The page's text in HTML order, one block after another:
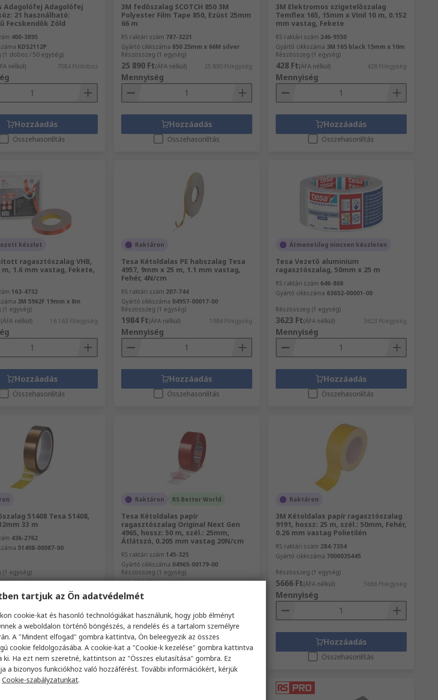
Adagolófej Adagolófej
21 használható:
Fecskendők Zöld
400-3895
KDS2112P
(1 doboz / 50 egység)
nélkül) 7084 Ft/doboz
Hozzáadás
Összehasonlítás
3M fedőszalag SCOTCH 850 3M
Polyester Film Tape 850, Ezüst 25mm
66 m
RS raktári szám 787-3221
Gyártó cikkszáma 850 25mm x 66M silver
Részösszeg (1 egység)
25 890 Ft(ÁFA nélkül) 25 890 Ft/egység
Mennyiség
Hozzáadás
Összehasonlítás
3M Elektromos szigetelőszalag
Temflex 165, 15mm x Vinil 10 m, 0.152
mm vastag, Fekete
RS raktári szám 246-9550
Gyártó cikkszáma 3M 165 black 15mm x 10m
Részösszeg (1 egység)
428 Ft(ÁFA nélkül) 428 Ft/egység
Mennyiség
Hozzáadás
Összehasonlítás
készlet
ragasztószalag VHB,
m, 1.6 mm vastag, Fekete,
163-4732
3M 5962F 19mm x 8m
(1 egység)
(ÁFA nélkül) 16 163 Ft/egység
Hozzáadás
Összehasonlítás
Raktáron
Tesa Kétoldalas PE habszalag Tesa
4957, 9mm x 25 m, 1.1 mm vastag,
Fehér, 4N/cm
RS raktári szám 207-744
Gyártó cikkszáma 04957-00017-00
Részösszeg (1 egység)
1984 Ft(ÁFA nélkül) 1984 Ft/egység
Mennyiség
Hozzáadás
Összehasonlítás
Átmenetileg nincsen készleten
Tesa Vezető aluminium
ragasztószalag, 50mm x 25 m
RS raktári szám 646-868
Gyártó cikkszáma 63652-00001-00
Részösszeg (1 egység)
3623 Ft(ÁFA nélkül) 3623 Ft/egység
Mennyiség
Hozzáadás
Összehasonlítás
51408 Tesa 51408,
33 m
436-2762
51408-00087-00
(1 egység)
Hozzáadás
Összehasonlítás
Raktáron RS Better World
Tesa Kétoldalas papír
ragasztószalag Original Next Gen
4965, hossz: 50 m, szél.: 25mm,
Átlátszó, 0.205 mm vastag 20N/cm
RS raktári szám 145-325
Gyártó cikkszáma 04965-00179-00
Részösszeg (1 egység)
18 439 Ft
Mennyiség
Hozzáadás
Összehasonlítás
Raktáron
3M Kétoldalas papír ragasztószalag
9191, hossz: 25 m, szél.: 50mm, Fehér,
0.26 mm vastag Polietilén
RS raktári szám 284-7354
Gyártó cikkszáma 7000035445
Részösszeg (1 egység)
5666 Ft(ÁFA nélkül) 5666 Ft/egység
Mennyiség
Hozzáadás
Összehasonlítás
tartjuk az Ön adatvédelmét
cookie-kat és hasonló technológiákat használunk, hogy jobb élményt
a weboldalon történő böngészés, a rendelés és a tartalom személyre
A "Mindent elfogad" gombra kattintva, Ön beleegyezik az összes
cookie feldolgozásába. A cookie-kat a "Cookie-k kezelése" gombra kattintva
ki. Ha ezt nem szeretné, kattintson az "Összes elutasítása" gombra. Ez
a bizonyos funkciókhoz való hozzáférést. További információkért, kérjük
Cookie-szabályzatunkat.